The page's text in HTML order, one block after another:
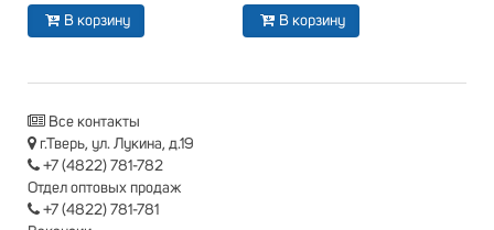
В корзину В корзину
Все контакты
г.Тверь, ул. Лукина, д.19
+7 (4822) 781-782
Отдел оптовых продаж
+7 (4822) 781-781